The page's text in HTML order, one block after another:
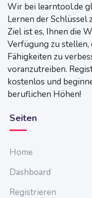
Wir bei learntool.de
Lernen der Schlüssel
Ziel ist es, Ihnen die
Verfügung zu stellen,
Fähigkeiten zu
voranzutreiben.
kostenlos und
beruflichen Höhen!
Seiten
Home
Dashboard
Registrieren